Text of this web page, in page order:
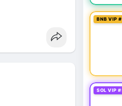
BNB VIP
SOL VIP